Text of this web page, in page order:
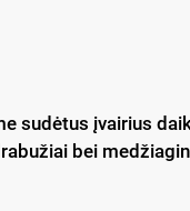
sudėtus įvairius
bei